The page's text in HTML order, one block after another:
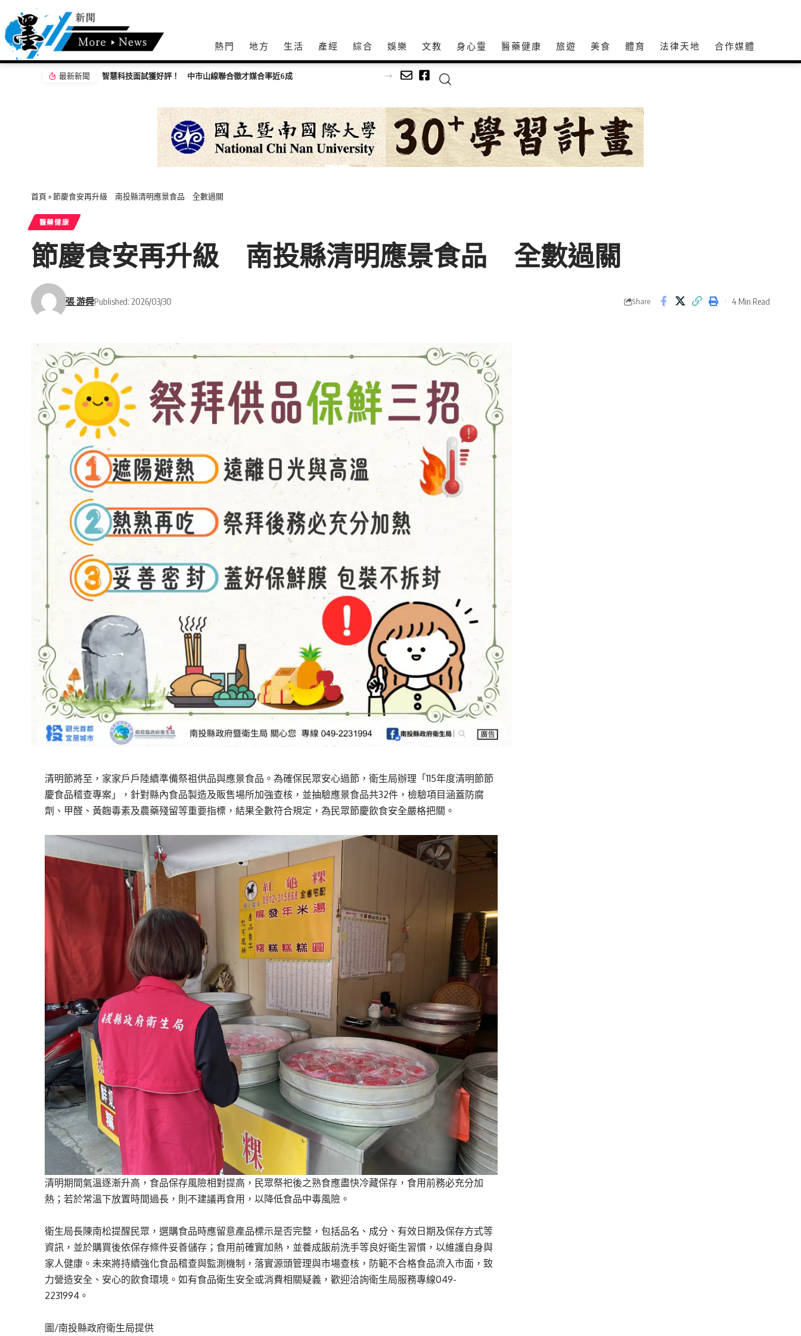
熱門 地方 生活 產經 綜合 娛樂 文教 身心𩆜 醫藥健康 旅遊 美食 體育 法律天地 合作媒體
最新新聞 鄭家4000萬金流延燒！游淑慧、徐巧芯、楊智妤接力追問：2190萬去哪了？
首頁 »節慶食安再升級 南投縣清明應景食品 全數過關
醫藥健康
節慶食安再升級 南投縣清明應景食品 全數過關
張 游舜Published: 2026/03/30 Share 4 Min Read
清明節將至，家家戶戶陸續準備祭祖供品與應景食品。為確保民眾安心過節，衛生局辦理「115年度清明節節
慶食品稽查專案」，針對縣內食品製造及販售場所加強查核，並抽驗應景食品共32件，檢驗項目涵蓋防腐
劑、甲醛、黃麴毒素及農藥殘留等重要指標，結果全數符合規定，為民眾節慶飲食安全嚴格把關。
清明期間氣溫逐漸升高，食品保存風險相對提高，民眾祭祀後之熟食應盡快冷藏保存，食用前務必充分加
熱；若於常溫下放置時間過長，則不建議再食用，以降低食品中毒風險。
衛生局長陳南松提醒民眾，選購食品時應留意產品標示是否完整，包括品名、成分、有效日期及保存方式等
資訊，並於購買後依保存條件妥善儲存；食用前確實加熱，並養成飯前洗手等良好衛生習慣，以維護自身與
家人健康。未來將持續強化食品稽查與監測機制，落實源頭管理與市場查核，防範不合格食品流入市面，致
力營造安全、安心的飲食環境。如有食品衛生安全或消費相關疑義，歡迎洽詢衛生局服務專線049-
2231994。
圖/南投縣政府衛生局提供